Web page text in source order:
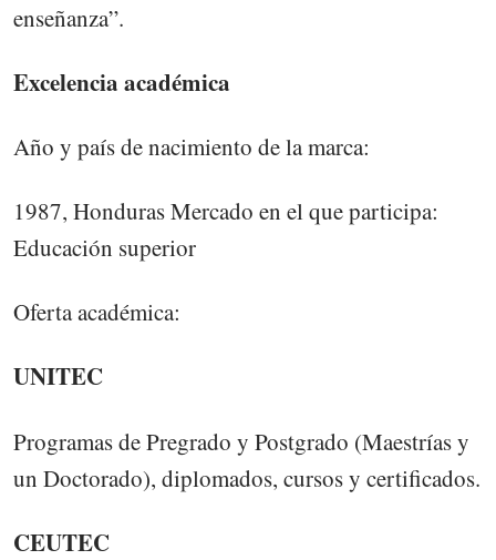
enseñanza”.
Excelencia académica
Año y país de nacimiento de la marca:
1987, Honduras Mercado en el que participa:
Educación superior
Oferta académica:
UNITEC
Programas de Pregrado y Postgrado (Maestrías y
un Doctorado), diplomados, cursos y certificados.
CEUTEC